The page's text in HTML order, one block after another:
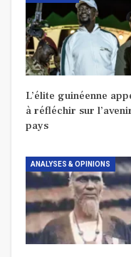
L’élite guinéenne
à réfléchir sur
pays
ANALYSES & OPINIONS